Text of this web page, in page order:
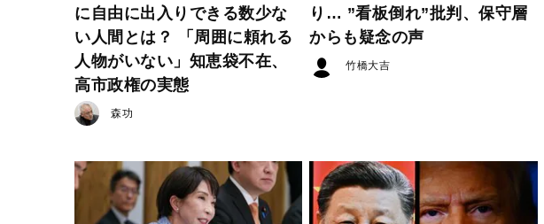
に自由に出入りできる数少な
い人間とは？ 「周囲に頼れる
人物がいない」知恵袋不在、
高市政権の実態
森功
り… ”看板倒れ”批判、保守層
からも疑念の声
竹橋大吉